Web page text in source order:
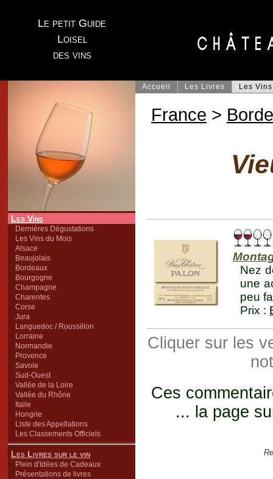
Le petit Guide
Loisel
des vins
Les Vins
Dernières Dégustations
Les Vins du Mois
Alsace
Beaujolais
Bordeaux
Bourgogne
Champagne
Charentes
Corse
Jura
Languedoc / Roussillon
Lorraine
Normandie
Provence
Savoie
Sud-Ouest
Vallée de la Loire
Vallée du Rhône
Italie
Hongrie
Liste des Appellations
Les Classements Officiels
Les Livres sur le vin
Plein d'Idées de Cadeaux
Présentations de livres
Accueil Les Livres Les Vins
France >
Nez
une
peu
Prix :
Cliquer sur les
Ces
... la page